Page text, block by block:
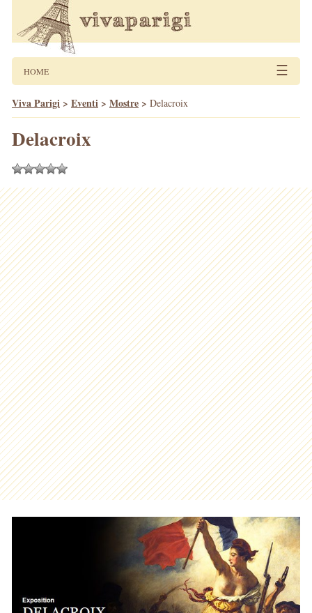
HOME ☰
Viva Parigi > Eventi > Mostre > Delacroix
Delacroix